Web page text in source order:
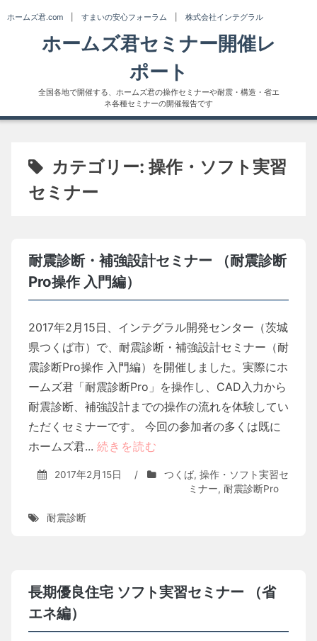
to
ホームズ君.com すまいの安心フォーラム 株式会社インテグラル
ホームズ君セミナー開催レ
ポート
全国各地で開催する、ホームズ君の操作セミナーや耐震・構造・省エ
ネ各種セミナーの開催報告です
カテゴリー:操作・ソフト実習
セミナー
耐震診断・補強設計セミナー （耐震診断
Pro操作 入門編）
2017年2月15日、インテグラル開発センター（茨城
県つくば市）で、耐震診断・補強設計セミナー（耐
震診断Pro操作 入門編）を開催しました。実際にホ
ームズ君「耐震診断Pro」を操作し、CAD入力から
耐震診断、補強設計までの操作の流れを体験してい
ただくセミナーです。 今回の参加者の多くは既に
ホームズ君... 続きを読む
2017年2月15日 / つくば, 操作・ソフト実習セ
ミナー, 耐震診断Pro
耐震診断
長期優良住宅 ソフト実習セミナー （省
エネ編）